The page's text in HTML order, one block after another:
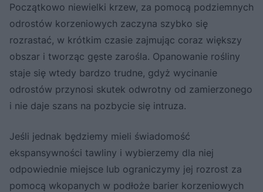
Początkowo niewielki krzew, za pomocą podziemnych
odrostów korzeniowych zaczyna szybko się
rozrastać, w krótkim czasie zajmując coraz większy
obszar i tworząc gęste zarośla. Opanowanie rośliny
staje się wtedy bardzo trudne, gdyż wycinanie
odrostów przynosi skutek odwrotny od zamierzonego
i nie daje szans na pozbycie się intruza.
Jeśli jednak będziemy mieli świadomość
ekspansywności tawliny i wybierzemy dla niej
odpowiednie miejsce lub ograniczymy jej rozrost za
pomocą wkopanych w podłoże barier korzeniowych